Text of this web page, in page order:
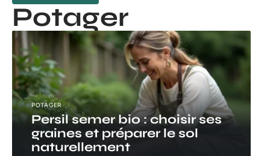
Potager
POTAGER
Persil semer bio : choisir ses
graines et préparer le sol
naturellement